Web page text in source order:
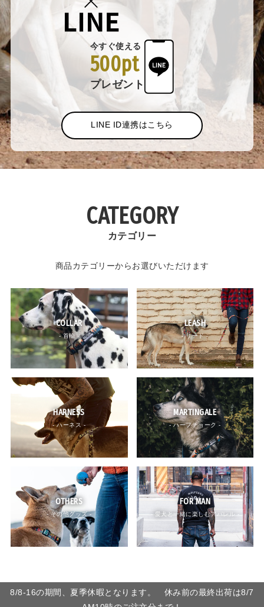
今すぐ使える
500pt
プレゼント
LINE ID連携はこちら
CATEGORY
カテゴリー
商品カテゴリーからお選びいただけます
COLLAR
- 首輪 -
LEASH
- リード -
HARNESS
- ハーネス -
MARTINGALE
- ハーフチョーク -
OTHERS
- その他グッズ -
FOR MAN
- 愛犬と一緒に楽しむアパレル -
8/8-16の期間、夏季休暇となります。 休み前の最終出荷は8/7